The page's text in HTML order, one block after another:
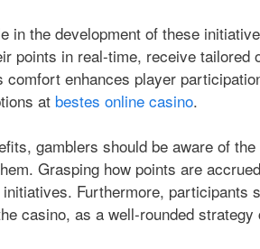
in the development of these
points in real-time, receive tailored
enhances player
at bestes online casino.
gamblers should be aware of the
Grasping how points are
Furthermore, participants
casino, as a well-rounded strategy